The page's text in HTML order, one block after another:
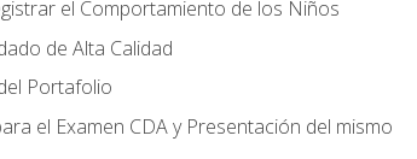
el Comportamiento de los Niños
de Alta Calidad
Portafolio
el Examen CDA y Presentación del mismo